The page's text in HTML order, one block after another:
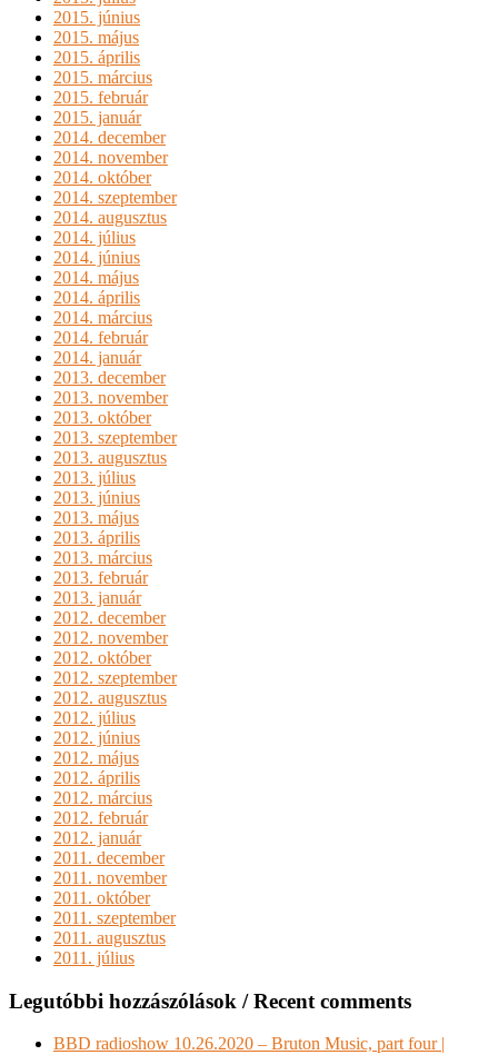
2015. június
2015. május
2015. április
2015. március
2015. február
2015. január
2014. december
2014. november
2014. október
2014. szeptember
2014. augusztus
2014. július
2014. június
2014. május
2014. április
2014. március
2014. február
2014. január
2013. december
2013. november
2013. október
2013. szeptember
2013. augusztus
2013. július
2013. június
2013. május
2013. április
2013. március
2013. február
2013. január
2012. december
2012. november
2012. október
2012. szeptember
2012. augusztus
2012. július
2012. június
2012. május
2012. április
2012. március
2012. február
2012. január
2011. december
2011. november
2011. október
2011. szeptember
2011. augusztus
2011. július
Legutóbbi hozzászólások / Recent comments
BBD radioshow 10.26.2020 – Bruton Music, part four |